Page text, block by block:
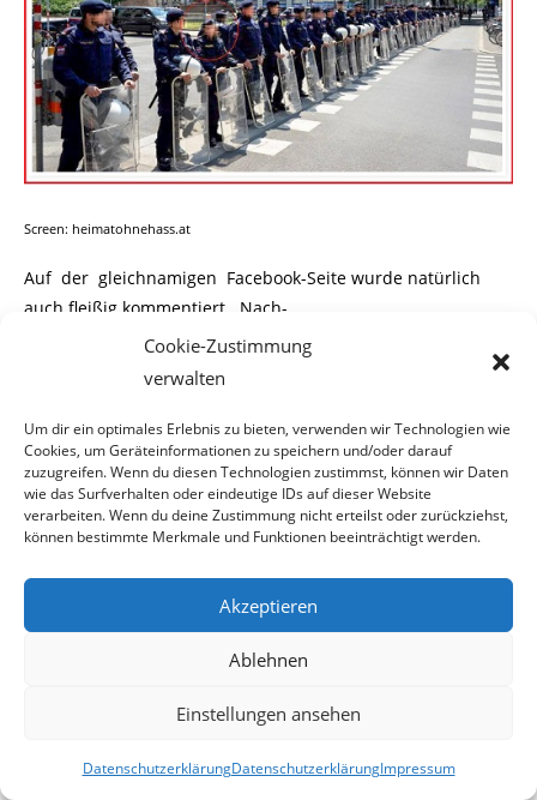
Cookie-Zustimmung
verwalten
Um dir ein optimales Erlebnis zu bieten, verwenden wir Technologien wie
Cookies, um Geräteinformationen zu speichern und/oder darauf
zuzugreifen. Wenn du diesen Technologien zustimmst, können wir Daten
wie das Surfverhalten oder eindeutige IDs auf dieser Website
verarbeiten. Wenn du deine Zustimmung nicht erteilst oder zurückziehst,
können bestimmte Merkmale und Funktionen beeinträchtigt werden.
Akzeptieren
Ablehnen
Einstellungen ansehen
DatenschutzerklärungDatenschutzerklärungImpressum
Screen: heimatohnehass.at
Auf der gleichnamigen Facebook-Seite wurde natürlich
auch fleißig kommentiert. Nach-
folgend ein höchst primitiver Kommentar, welcher
stellvertretend für etliche andere steht
und das Bild von „Heimat ohne Hass“ abrundet.
Ob die Userin Viola Medulin auch
Claudia M. ist gar nicht mehr im